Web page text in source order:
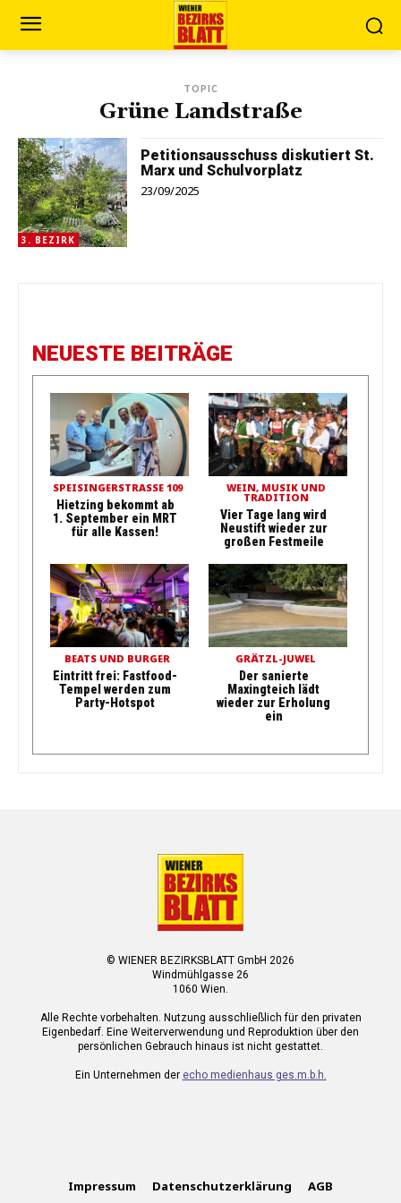
TOPIC
Grüne Landstraße
3. BEZIRK
Petitionsausschuss diskutiert St.
Marx und Schulvorplatz
23/09/2025
NEUESTE BEITRÄGE
SPEISINGERSTRASSE 109
Hietzing bekommt ab
1. September ein MRT
für alle Kassen!
WEIN, MUSIK UND
TRADITION
Vier Tage lang wird
Neustift wieder zur
großen Festmeile
BEATS UND BURGER
Eintritt frei: Fastfood-
Tempel werden zum
Party-Hotspot
GRÄTZL-JUWEL
Der sanierte
Maxingteich lädt
wieder zur Erholung
ein
© WIENER BEZIRKSBLATT GmbH 2026
Windmühlgasse 26
1060 Wien.
Alle Rechte vorbehalten. Nutzung ausschließlich für den privaten
Eigenbedarf. Eine Weiterverwendung und Reproduktion über den
persönlichen Gebrauch hinaus ist nicht gestattet.
Ein Unternehmen der echo medienhaus ges.m.b.h.
Impressum Datenschutzerklärung AGB